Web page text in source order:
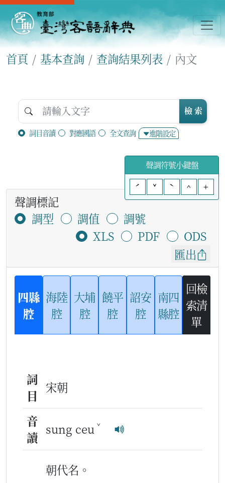
首頁 基本查詢 查詢結果列表 內文
詞目音讀 對應國語 全文查詢 進階設定
檢 索
聲調符號小鍵盤
ˊ
ˇ ˋ ^ +
聲調標記
調型
調值
調號
XLS
PDF
ODS
匯出
四縣
腔
海陸
腔
大埔
腔
饒平
腔
詔安
腔
南四
縣腔
回檢
索清
單
詞
目
宋朝
音
讀
sung ceu ˇ
朝代名。